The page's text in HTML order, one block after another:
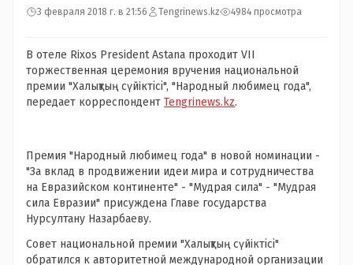
3 февраля 2018 г. в 21:56 Tengrinews.kz 4984 просмотра
В отеле Rixos President Astana проходит VII
торжественная церемония вручения национальной
премии "Халықтың сүйiктісі", "Народный любимец года",
передает корреспондент Tengrinews.kz.
Премия "Народный любимец года" в новой номинации -
"За вклад в продвижении идеи мира и сотрудничества
на Евразийском континенте" - "Мудрая сила" - "Мудрая
сила Евразии" присуждена Главе государства
Нурсултану Назарбаеву.
Совет национальной премии "Халықтың сүйiктісі"
обратился к авторитетной международной организации